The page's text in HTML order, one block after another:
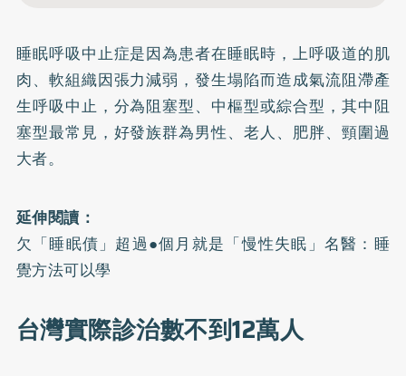
睡眠呼吸中止症是因為患者在睡眠時，上呼吸道的肌
肉、軟組織因張力減弱，發生塌陷而造成氣流阻滯產
生呼吸中止，分為阻塞型、中樞型或綜合型，其中阻
塞型最常見，好發族群為男性、老人、肥胖、頸圍過
大者。
延伸閱讀：
欠「睡眠債」超過●個月就是「慢性失眠」名醫：睡
覺方法可以學
台灣實際診治數不到12萬人